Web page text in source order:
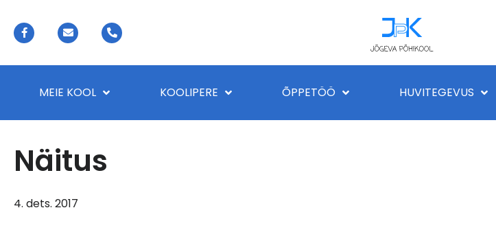
MEIE KOOL KOOLIPERE ÕPPETÖÖ HUVITEGEVUS
Näitus
4. dets. 2017